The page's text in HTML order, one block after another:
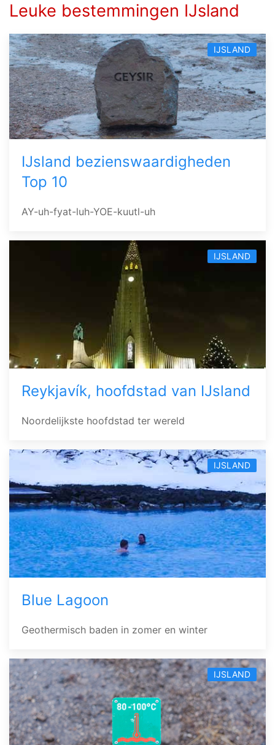
Leuke bestemmingen IJsland
IJSLAND
IJsland bezienswaardigheden
Top 10
AY-uh-fyat-luh-YOE-kuutl-uh
IJSLAND
Reykjavík, hoofdstad van IJsland
Noordelijkste hoofdstad ter wereld
IJSLAND
Blue Lagoon
Geothermisch baden in zomer en winter
IJSLAND